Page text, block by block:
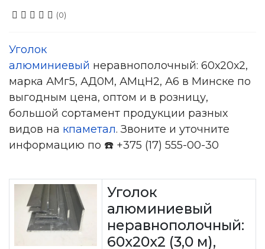
(0)
Уголок
алюминиевый неравнополочный: 60х20х2,
марка АМг5, АД0М, АМцН2, А6 в Минске по
выгодным цена, оптом и в розницу,
большой сортамент продукции разных
видов на кпаметал. Звоните и уточните
информацию по ☎️ +375 (17) 555-00-30
Уголок
алюминиевый
неравнополочный:
60х20х2 (3,0 м),